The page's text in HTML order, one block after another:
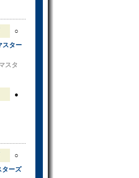
○
スター
スタ
●
○
ターズ